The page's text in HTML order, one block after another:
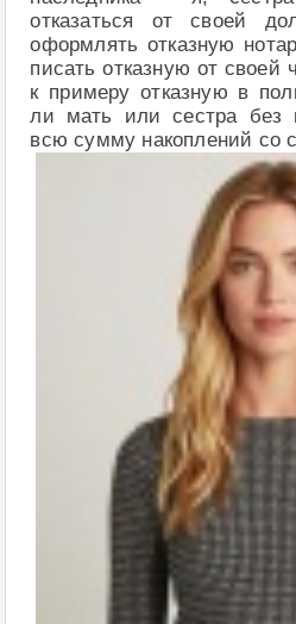
отказаться от своей
оформлять отказную
писать отказную от своей
к примеру отказную в
ли мать или сестра без
всю сумму накоплений со